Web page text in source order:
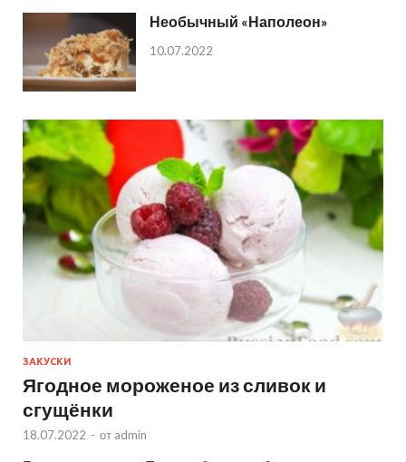
Необычный «Наполеон»
10.07.2022
ЗАКУСКИ
Ягодное мороженое из сливок и
сгущёнки
18.07.2022 - от admin